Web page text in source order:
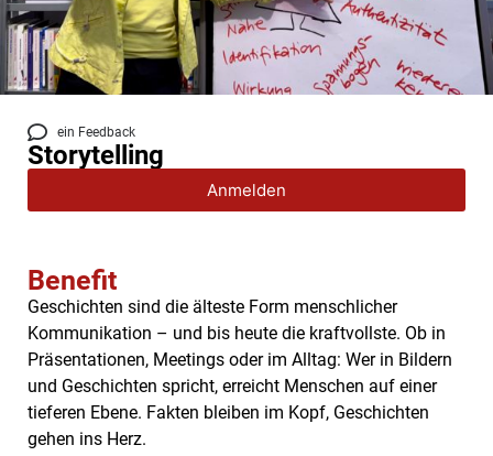
ein Feedback
Storytelling
Anmelden
Benefit
Geschichten sind die älteste Form menschlicher
Kommunikation – und bis heute die kraftvollste. Ob in
Präsentationen, Meetings oder im Alltag: Wer in Bildern
und Geschichten spricht, erreicht Menschen auf einer
tieferen Ebene. Fakten bleiben im Kopf, Geschichten
gehen ins Herz.